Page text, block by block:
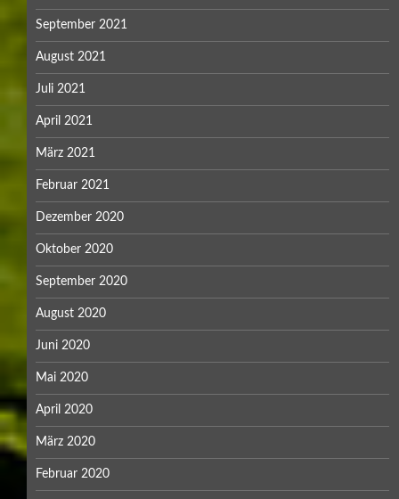
September 2021
August 2021
Juli 2021
April 2021
März 2021
Februar 2021
Dezember 2020
Oktober 2020
September 2020
August 2020
Juni 2020
Mai 2020
April 2020
März 2020
Februar 2020